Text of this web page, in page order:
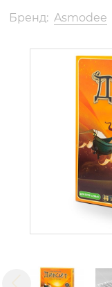
Бренд: Asmodee